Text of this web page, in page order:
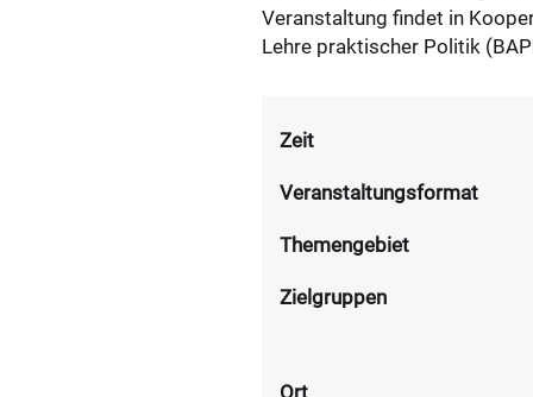
Veranstaltung findet in
Lehre praktischer Politik
Zeit
Veranstaltungsformat
Themengebiet
Zielgruppen
Ort